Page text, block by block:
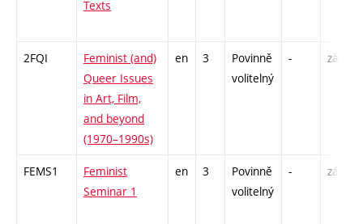
Texts
2FQI
Feminist (and)
Queer Issues
in Art, Film,
and beyond
(1970–1990s)
en 3
Povinně
volitelný
- zá
FEMS1
Feminist
Seminar 1
en 3
Povinně
volitelný
- zá